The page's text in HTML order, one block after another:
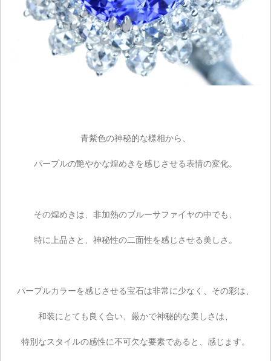
青紫色の神秘的な様相から、
パープルの艶やかな煌めきを感じさせる表情の変化。
その煌めきは、非加熱のブルーサファイヤの中でも、
特に上品さと、神秘性の二面性を感じさせる美しさ。
パープルカラーを感じさせる宝石は非常に少なく、その彩は、
和装にとても良く合い、厳かで神秘的な美しさは、
特別なスタイルの感性に不可欠な要素であると、感じます。